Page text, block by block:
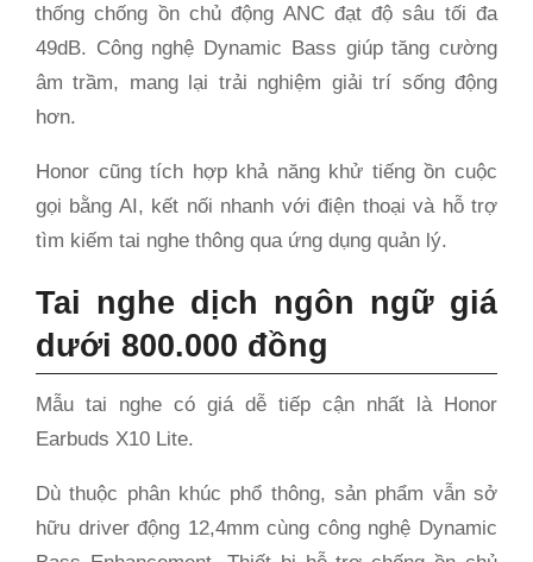
thống chống ồn chủ động ANC đạt độ sâu tối đa
49dB. Công nghệ Dynamic Bass giúp tăng cường
âm trầm, mang lại trải nghiệm giải trí sống động
hơn.
Honor cũng tích hợp khả năng khử tiếng ồn cuộc
gọi bằng AI, kết nối nhanh với điện thoại và hỗ trợ
tìm kiếm tai nghe thông qua ứng dụng quản lý.
Tai nghe dịch ngôn ngữ giá
dưới 800.000 đồng
Mẫu tai nghe có giá dễ tiếp cận nhất là Honor
Earbuds X10 Lite.
Dù thuộc phân khúc phổ thông, sản phẩm vẫn sở
hữu driver động 12,4mm cùng công nghệ Dynamic